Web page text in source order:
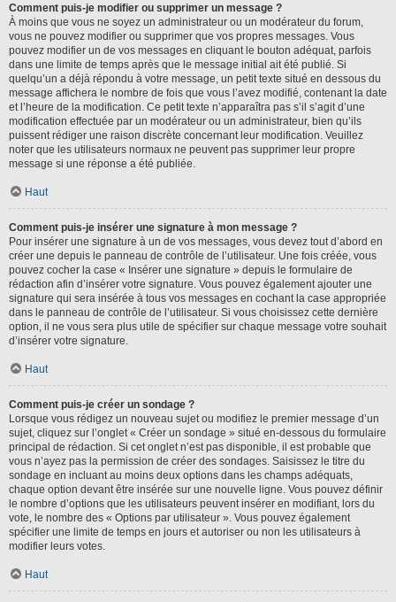
Comment puis-je modifier ou supprimer un message ?
À moins que vous ne soyez un administrateur ou un modérateur du forum,
vous ne pouvez modifier ou supprimer que vos propres messages. Vous
pouvez modifier un de vos messages en cliquant le bouton adéquat, parfois
dans une limite de temps après que le message initial ait été publié. Si
quelqu’un a déjà répondu à votre message, un petit texte situé en dessous du
message affichera le nombre de fois que vous l’avez modifié, contenant la date
et l’heure de la modification. Ce petit texte n’apparaîtra pas s’il s’agit d’une
modification effectuée par un modérateur ou un administrateur, bien qu’ils
puissent rédiger une raison discrète concernant leur modification. Veuillez
noter que les utilisateurs normaux ne peuvent pas supprimer leur propre
message si une réponse a été publiée.
Haut
Comment puis-je insérer une signature à mon message ?
Pour insérer une signature à un de vos messages, vous devez tout d’abord en
créer une depuis le panneau de contrôle de l’utilisateur. Une fois créée, vous
pouvez cocher la case « Insérer une signature » depuis le formulaire de
rédaction afin d’insérer votre signature. Vous pouvez également ajouter une
signature qui sera insérée à tous vos messages en cochant la case appropriée
dans le panneau de contrôle de l’utilisateur. Si vous choisissez cette dernière
option, il ne vous sera plus utile de spécifier sur chaque message votre souhait
d’insérer votre signature.
Haut
Comment puis-je créer un sondage ?
Lorsque vous rédigez un nouveau sujet ou modifiez le premier message d’un
sujet, cliquez sur l’onglet « Créer un sondage » situé en-dessous du formulaire
principal de rédaction. Si cet onglet n’est pas disponible, il est probable que
vous n’ayez pas la permission de créer des sondages. Saisissez le titre du
sondage en incluant au moins deux options dans les champs adéquats,
chaque option devant être insérée sur une nouvelle ligne. Vous pouvez définir
le nombre d’options que les utilisateurs peuvent insérer en modifiant, lors du
vote, le nombre des « Options par utilisateur ». Vous pouvez également
spécifier une limite de temps en jours et autoriser ou non les utilisateurs à
modifier leurs votes.
Haut